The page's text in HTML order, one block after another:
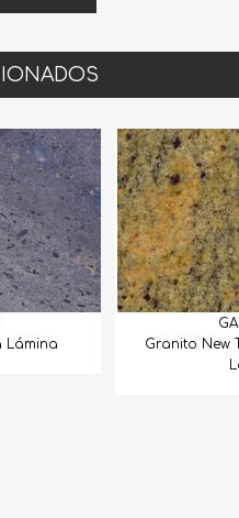
Lámina
Granito New